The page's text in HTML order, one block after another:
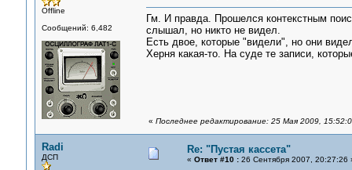
Offline
Сообщений: 6,482
Гм. И правда. Прошелся контекстным
слышал, но никто не видел.
Есть двое, которые "видели", но они
Херня какая-то. На суде те записи,
« Последнее редактирование: 25 Мая 2009,
Radi
ДСП
Re: "Пустая кассета"
« Ответ #10 :26 Сентября 2007, 20:27:26